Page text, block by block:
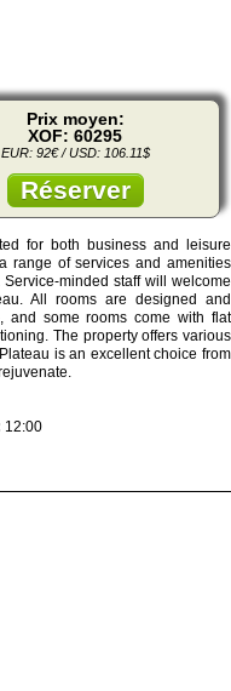
Prix moyen:
XOF: 60295
EUR: 92€ / USD: 106.11$
Réserver
for both business and leisure
range of services and amenities
minded staff will welcome
All rooms are designed and
and some rooms come with flat
The property offers various
is an excellent choice from
12:00